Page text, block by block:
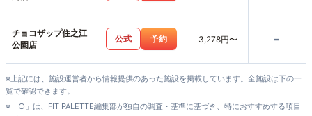
チョコザップ住之江
公園店
公式 予約 3,278円〜 -
※上記には、施設運営者から情報提供のあった施設を掲載しています。全施設は下の一
覧で確認できます。
※「○」は、FIT PALETTE編集部が独自の調査・基準に基づき、特におすすめする項目